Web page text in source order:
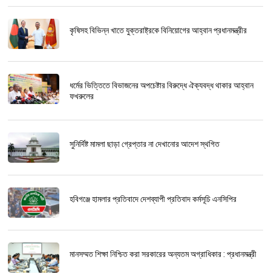
কৃষিসহ বিভিন্ন খাতে যুক্তরাষ্ট্রকে বিনিয়োগের আহ্বান প্রধানমন্ত্রীর
ধর্মের ভিত্তিতে বিভাজনের অপচেষ্টার বিরুদ্ধে ঐক্যবদ্ধ থাকার আহ্বান
ফখরুলের
সুনির্দিষ্ট মামলা ছাড়া গ্রেপ্তার না দেখানোর আদেশ স্থগিত
হবিগঞ্জে হামলার প্রতিবাদে দেশব্যাপী প্রতিবাদ কর্মসূচি এনসিপির
মানসম্মত শিক্ষা নিশ্চিত করা সরকারের অন্যতম অগ্রাধিকার : প্রধানমন্ত্রী